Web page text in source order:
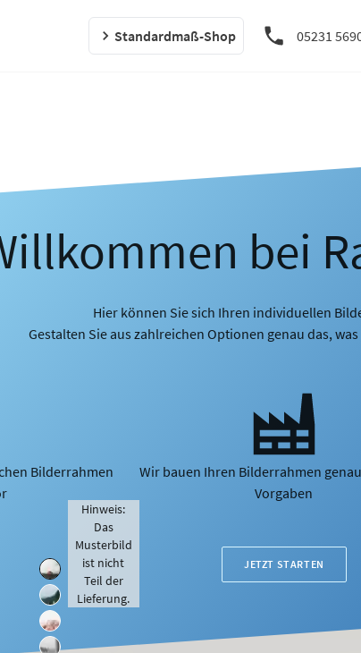
Standardmaß-Shop 05231
bei
Hier können Sie sich Ihren individuellen
Gestalten Sie aus zahlreichen Optionen genau das,
Bilderrahmen
Wir bauen Ihren Bilderrahmen
Vorgaben
JETZT STARTEN
Hinweis:
Das
Musterbild
ist nicht
Teil der
Lieferung.